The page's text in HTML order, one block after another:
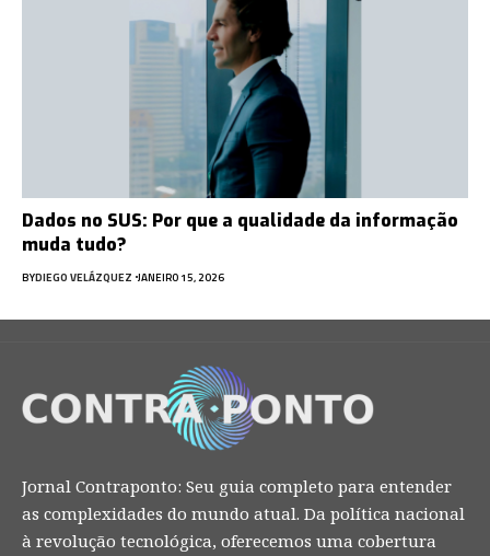
Dados no SUS: Por que a qualidade da informação
muda tudo?
BYDIEGO VELÁZQUEZ JANEIRO 15, 2026
Jornal Contraponto: Seu guia completo para entender
as complexidades do mundo atual. Da política nacional
à revolução tecnológica, oferecemos uma cobertura